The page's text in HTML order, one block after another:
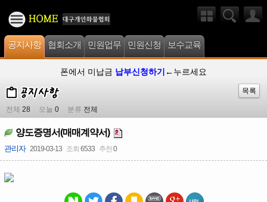
공지사항 협회소개 민원업무 민원신청 보수교육
폰에서 미납금 납부신청하기 ←누르세요
목록
전체 28 오늘 0 분류 전체
양도증명서(매매계약서)
관리자 2019-03-13 조회 6533 추천 0